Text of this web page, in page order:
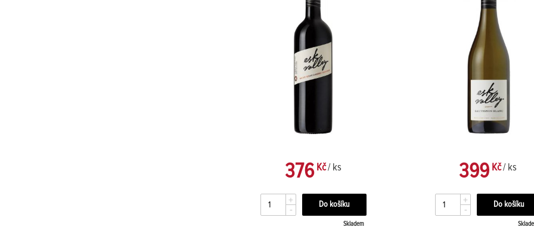
376 Kč/ ks
+
-
Skladem
399 Kč/ ks
+
-